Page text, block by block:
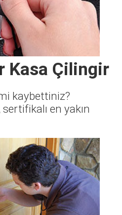
Kasa Çilingir
kaybettiniz?
sertifikalı en yakın